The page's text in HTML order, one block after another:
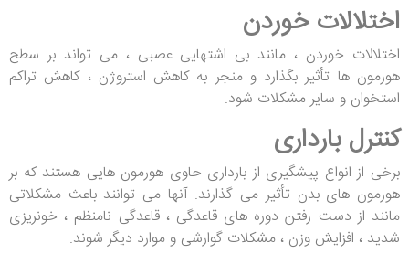
اختلالات خوردن
اختلالات خوردن ، مانند بی اشتهایی عصبی ، می تواند بر سطح
هورمون ها تأثیر بگذارد و منجر به کاهش استروژن ، کاهش تراکم
استخوان و سایر مشکلات شود.
کنترل بارداری
برخی از انواع پیشگیری از بارداری حاوی هورمون هایی هستند که بر
هورمون های بدن تأثیر می گذارند. آنها می توانند باعث مشکلاتی
مانند از دست رفتن دوره های قاعدگی ، قاعدگی نامنظم ، خونریزی
شدید ، افزایش وزن ، مشکلات گوارشی و موارد دیگر شوند.